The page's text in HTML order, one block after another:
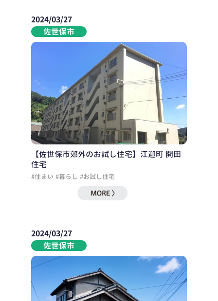
2024/03/27
佐世保市
【佐世保市郊外のお試し住宅】江迎町 開田
住宅
#住まい #暮らし #お試し住宅
2024/03/27
佐世保市